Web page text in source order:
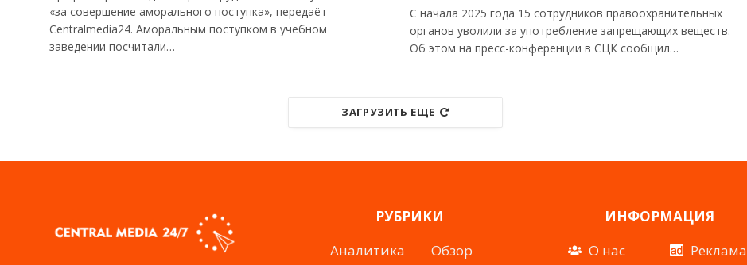
«за совершение аморального поступка», передаёт
Centralmedia24. Аморальным поступком в учебном
заведении посчитали…
С начала 2025 года 15 сотрудников правоохранительных
органов уволили за употребление запрещающих веществ.
Об этом на пресс-конференции в СЦК сообщил…
ЗАГРУЗИТЬ ЕЩЕ
РУБРИКИ
Аналитика
Обзор
ИНФОРМАЦИЯ
О нас
Реклама